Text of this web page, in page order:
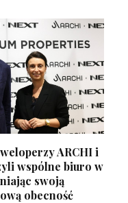
ARCHI i
wspólne biuro w
swoją
obecność